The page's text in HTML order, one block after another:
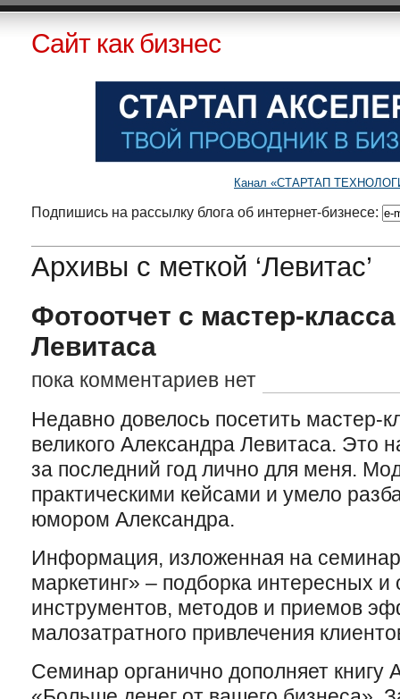
Сайт как бизнес
Канал «СТАРТАП
Подпишись на рассылку блога об интернет-бизнесе:
Архивы с меткой ‘Левитас’
Фотоотчет с мастер-
Левитаса
пока комментариев нет
Недавно довелось посетить мастер-
великого Александра Левитаса. Это
за последний год лично для меня.
практическими кейсами и умело
юмором Александра.
Информация, изложенная на
маркетинг» – подборка интересных и
инструментов, методов и приемов
малозатратного привлечения
Семинар органично дополняет книгу